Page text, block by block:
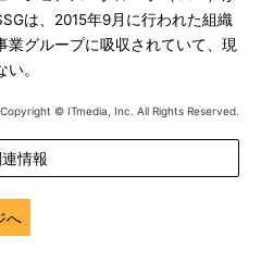
は、2015年9月に行われた組織
グループに吸収されていて、現
。
Copyright © ITmedia, Inc. All Rights Reserved.
情報
へ